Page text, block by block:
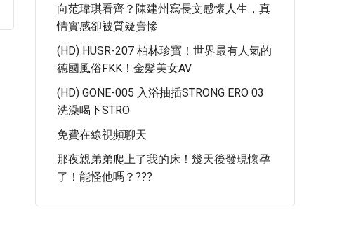
向范瑋琪看齊？陳建州寫長文感懷人生，真
情實感卻被質疑賣慘
(HD) HUSR-207 柏林珍寶！世界最有人氣的
德國風俗FKK！金髮美女AV
(HD) GONE-005 入浴抽插STRONG ERO 03
洗澡喝下STRO
免費在線視頻聊天
那夜親弟弟爬上了我的床！幾天後發現懷孕
了！能怪他嗎？???